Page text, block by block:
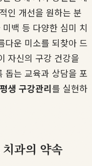
인 개선을 원하는 분
백 등 다양한 심미 치
다운 미소를 되찾아 드
자신의 구강 건강을
돕는 교육과 상담을 포
생 구강관리를 실현하
과의 약속